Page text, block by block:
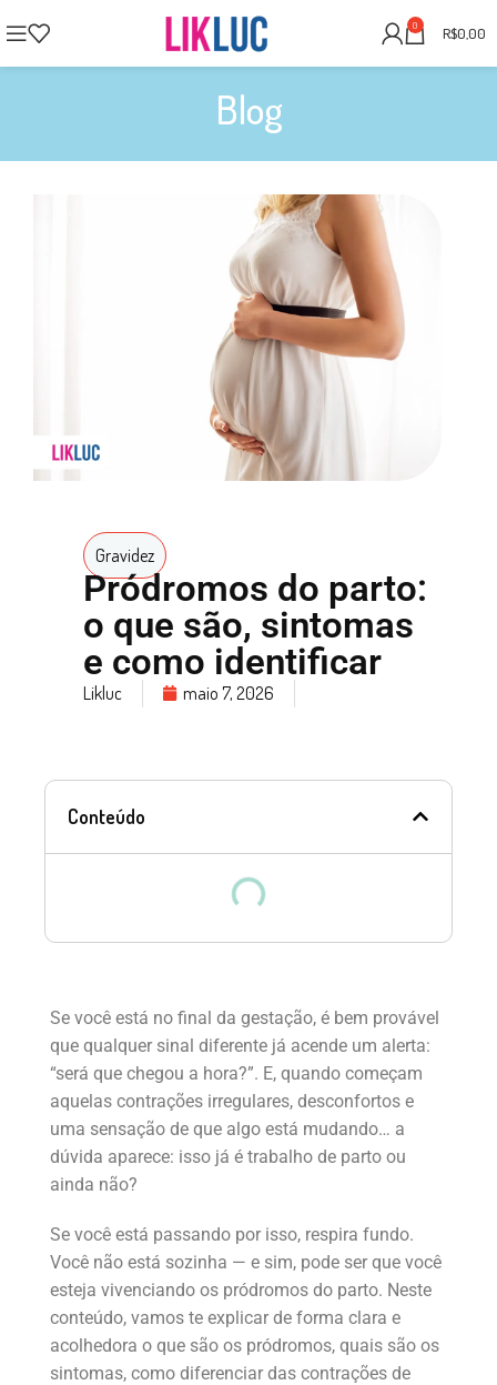
0 R$0,00
Blog
Gravidez
Pródromos do parto:
o que são, sintomas
e como identificar
Likluc maio 7, 2026
Conteúdo
Se você está no final da gestação, é bem provável
que qualquer sinal diferente já acende um alerta:
“será que chegou a hora?”. E, quando começam
aquelas contrações irregulares, desconfortos e
uma sensação de que algo está mudando… a
dúvida aparece: isso já é trabalho de parto ou
ainda não?
Se você está passando por isso, respira fundo.
Você não está sozinha — e sim, pode ser que você
esteja vivenciando os pródromos do parto. Neste
conteúdo, vamos te explicar de forma clara e
acolhedora o que são os pródromos, quais são os
sintomas, como diferenciar das contrações de